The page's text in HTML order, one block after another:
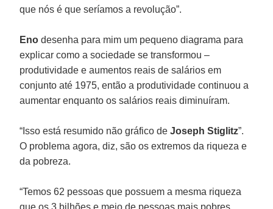
que nós é que seríamos a revolução”.
Eno desenha para mim um pequeno diagrama para
explicar como a sociedade se transformou –
produtividade e aumentos reais de salários em
conjunto até 1975, então a produtividade continuou a
aumentar enquanto os salários reais diminuíram.
“Isso está resumido não gráfico deJoseph Stiglitz”.
O problema agora, diz, são os extremos da riqueza e
da pobreza.
“Temos 62 pessoas que possuem a mesma riqueza
que os 3 bilhões e meio de pessoas mais pobres.